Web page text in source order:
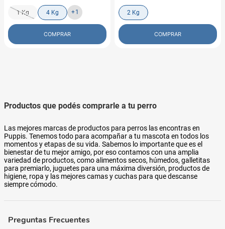
1 Kg 4 Kg +1
COMPRAR
2 Kg
COMPRAR
Productos que podés comprarle a tu perro
Las mejores marcas de productos para perros las encontras en
Puppis. Tenemos todo para acompañar a tu mascota en todos los
momentos y etapas de su vida. Sabemos lo importante que es el
bienestar de tu mejor amigo, por eso contamos con una amplia
variedad de productos, como alimentos secos, húmedos, galletitas
para premiarlo, juguetes para una máxima diversión, productos de
higiene, ropa y las mejores camas y cuchas para que descanse
siempre cómodo.
Preguntas Frecuentes